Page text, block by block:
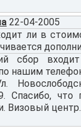
22-04-2005
ли в
сбор
нашим
Спасибо,
Визовый центр.